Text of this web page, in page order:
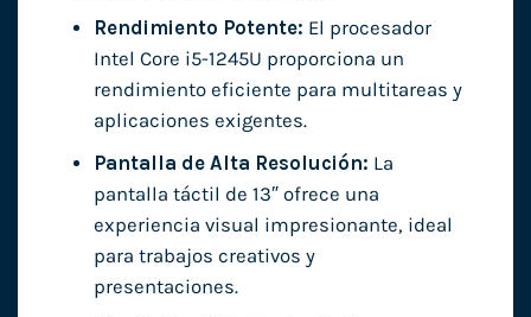
Rendimiento Potente: El procesador
Intel Core i5-1245U proporciona un
rendimiento eficiente para multitareas y
aplicaciones exigentes.
Pantalla de Alta Resolución: La
pantalla táctil de 13″ ofrece una
experiencia visual impresionante, ideal
para trabajos creativos y
presentaciones.